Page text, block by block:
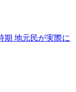
期 地元民が実際に